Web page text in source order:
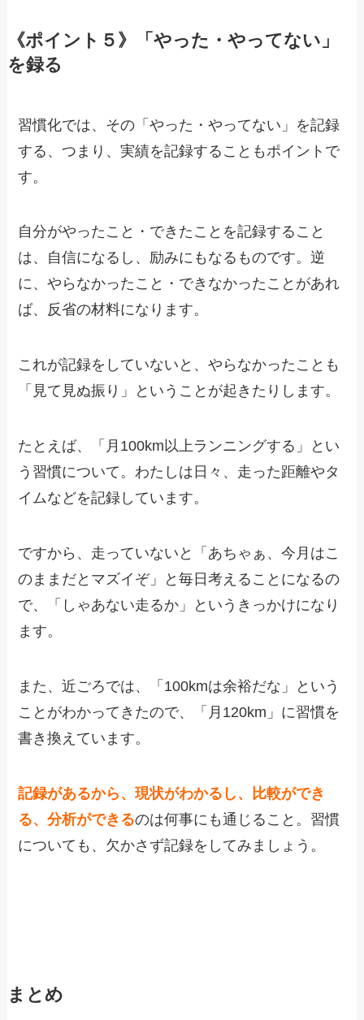
《ポイント５》「やった・やってない」
を録る
習慣化では、その「やった・やってない」を記録
する、つまり、実績を記録することもポイントで
す。
自分がやったこと・できたことを記録すること
は、自信になるし、励みにもなるものです。逆
に、やらなかったこと・できなかったことがあれ
ば、反省の材料になります。
これが記録をしていないと、やらなかったことも
「見て見ぬ振り」ということが起きたりします。
たとえば、「月100km以上ランニングする」とい
う習慣について。わたしは日々、走った距離やタ
イムなどを記録しています。
ですから、走っていないと「あちゃぁ、今月はこ
のままだとマズイぞ」と毎日考えることになるの
で、「しゃあない走るか」というきっかけになり
ます。
また、近ごろでは、「100kmは余裕だな」という
ことがわかってきたので、「月120km」に習慣を
書き換えています。
記録があるから、現状がわかるし、比較ができ
る、分析ができるのは何事にも通じること。習慣
についても、欠かさず記録をしてみましょう。
まとめ